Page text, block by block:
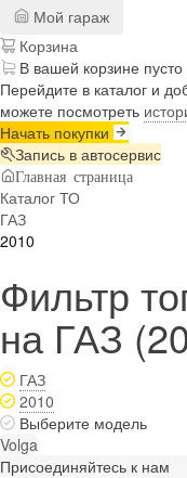
Мой гараж
Корзина
В вашей корзине пусто
Перейдите в каталог и
можете посмотреть
Начать покупки
Запись в автосервис
Главная страница
Каталог ТО
ГАЗ
2010
Фильтр
на ГАЗ
ГАЗ
2010
Выберите модель
Volga
Присоединяйтесь к нам